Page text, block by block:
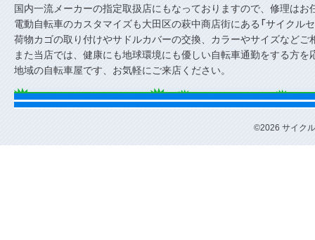
国内一流メーカーの指定取扱店にもなっておりますので、修理はお
電動自転車のカスタマイズも大田区の萩中商店街にある「サイクル
荷物カゴの取り付けやサドルカバーの交換、カラーやサイズなどご
また当店では、健康にも地球環境にも優しい自転車通勤をする方を
地域の自転車屋です、お気軽にご来店ください。
©2026 サイク